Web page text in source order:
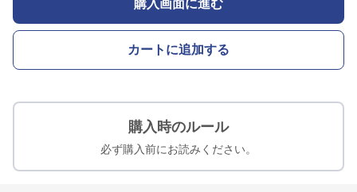
購入画面に進む
カートに追加する
購入時のルール
必ず購入前にお読みください。